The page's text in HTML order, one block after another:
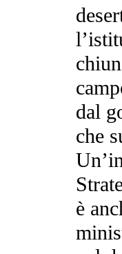
dal
che
è